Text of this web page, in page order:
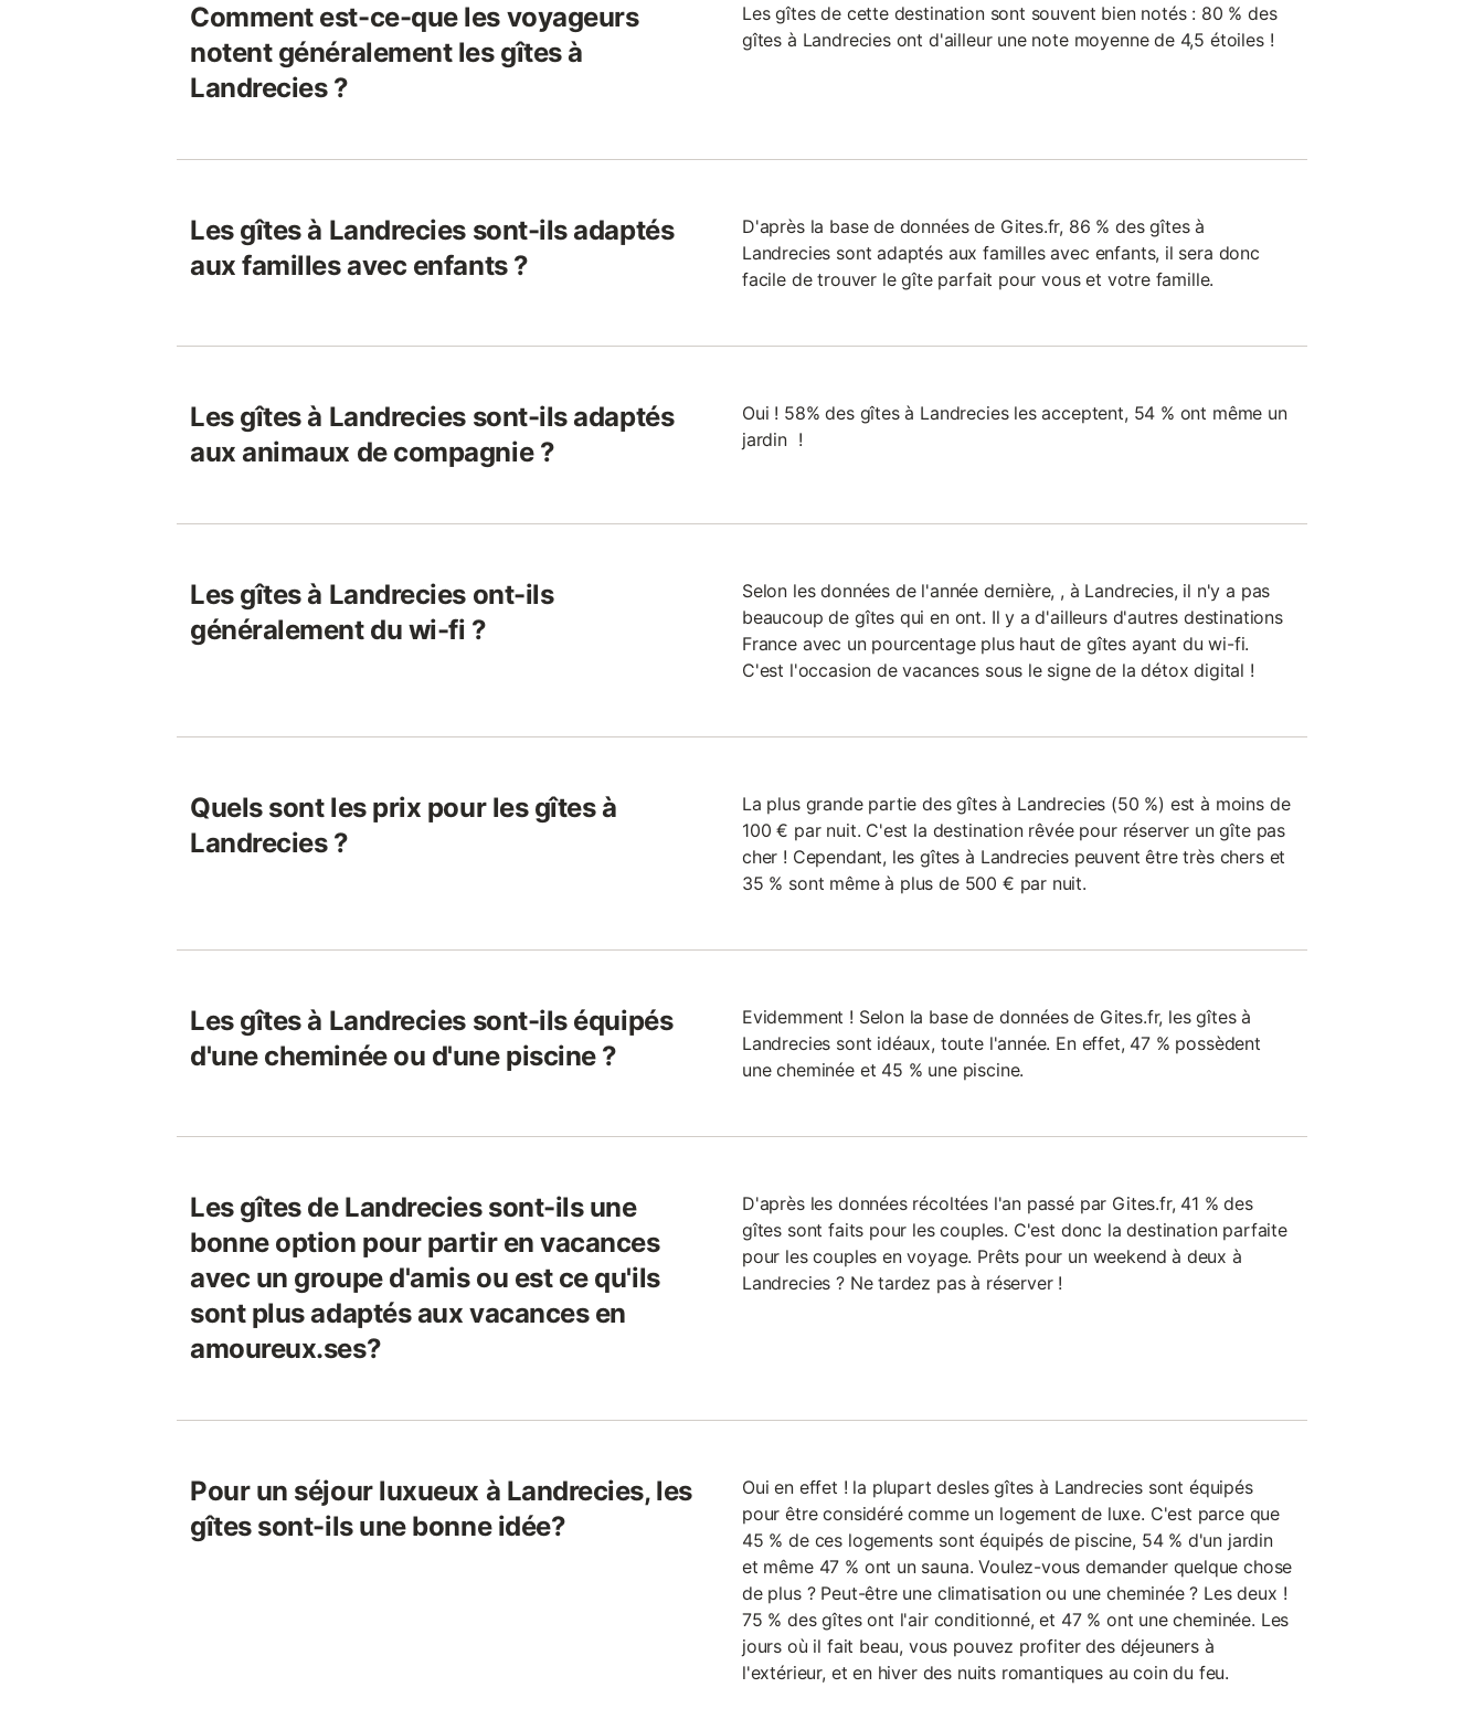
Comment est-ce-que les voyageurs
notent généralement les gîtes à
Landrecies ?
Les gîtes de cette destination sont souvent bien notés : 80 % des
gîtes à Landrecies ont d'ailleur une note moyenne de 4,5 étoiles !
Les gîtes à Landrecies sont-ils adaptés
aux familles avec enfants ?
D'après la base de données de Gites.fr, 86 % des gîtes à
Landrecies sont adaptés aux familles avec enfants, il sera donc
facile de trouver le gîte parfait pour vous et votre famille.
Les gîtes à Landrecies sont-ils adaptés
aux animaux de compagnie ?
Oui ! 58% des gîtes à Landrecies les acceptent, 54 % ont même un
jardin !
Les gîtes à Landrecies ont-ils
généralement du wi-fi ?
Selon les données de l'année dernière, , à Landrecies, il n'y a pas
beaucoup de gîtes qui en ont. Il y a d'ailleurs d'autres destinations
France avec un pourcentage plus haut de gîtes ayant du wi-fi.
C'est l'occasion de vacances sous le signe de la détox digital !
Quels sont les prix pour les gîtes à
Landrecies ?
La plus grande partie des gîtes à Landrecies (50 %) est à moins de
100 € par nuit. C'est la destination rêvée pour réserver un gîte pas
cher ! Cependant, les gîtes à Landrecies peuvent être très chers et
35 % sont même à plus de 500 € par nuit.
Les gîtes à Landrecies sont-ils équipés
d'une cheminée ou d'une piscine ?
Evidemment ! Selon la base de données de Gites.fr, les gîtes à
Landrecies sont idéaux, toute l'année. En effet, 47 % possèdent
une cheminée et 45 % une piscine.
Les gîtes de Landrecies sont-ils une
bonne option pour partir en vacances
avec un groupe d'amis ou est ce qu'ils
sont plus adaptés aux vacances en
amoureux.ses?
D'après les données récoltées l'an passé par Gites.fr, 41 % des
gîtes sont faits pour les couples. C'est donc la destination parfaite
pour les couples en voyage. Prêts pour un weekend à deux à
Landrecies ? Ne tardez pas à réserver !
Pour un séjour luxueux à Landrecies, les
gîtes sont-ils une bonne idée?
Oui en effet ! la plupart desles gîtes à Landrecies sont équipés
pour être considéré comme un logement de luxe. C'est parce que
45 % de ces logements sont équipés de piscine, 54 % d'un jardin
et même 47 % ont un sauna. Voulez-vous demander quelque chose
de plus ? Peut-être une climatisation ou une cheminée ? Les deux !
75 % des gîtes ont l'air conditionné, et 47 % ont une cheminée. Les
jours où il fait beau, vous pouvez profiter des déjeuners à
l'extérieur, et en hiver des nuits romantiques au coin du feu.